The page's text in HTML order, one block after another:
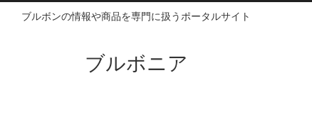
ブルボンの情報や商品を専門に扱うポータルサイト
ブルボニア